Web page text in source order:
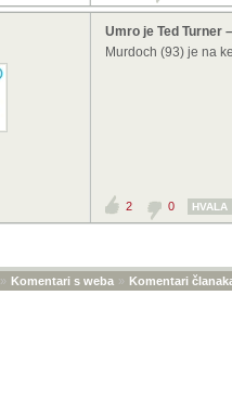
Umro je Ted Turner
Murdoch (93) je na
2 0 HVALA
» Komentari s weba » Komentari